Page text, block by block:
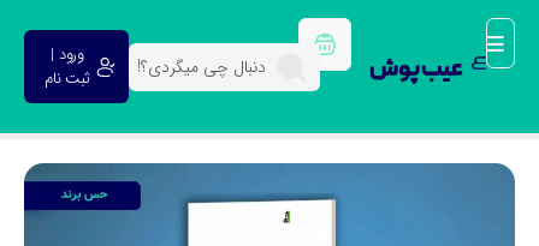
عیب پوش
ورود |
ثبت نام